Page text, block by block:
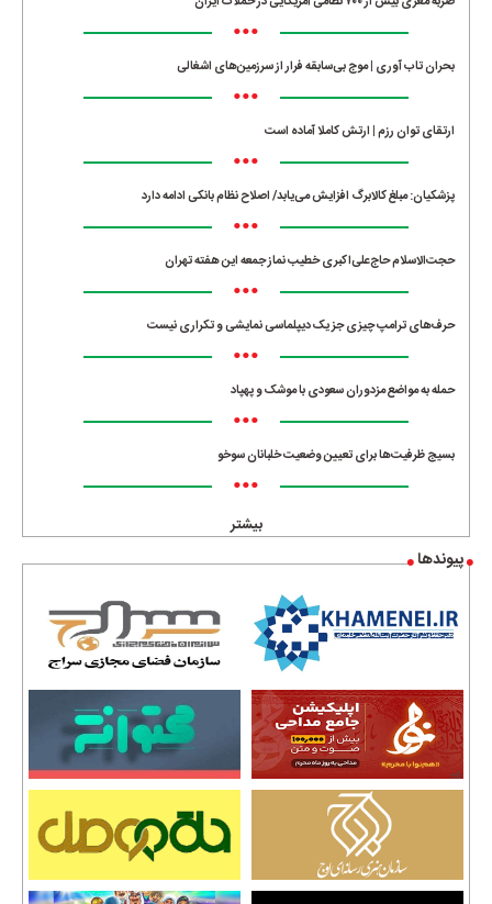
•••
بحران تاب آوری | موج بی‌سابقه فرار از سرزمین‌های اشغالی
•••
ارتقای توان رزم | ارتش کاملا آماده است
•••
پزشکیان: مبلغ کالابرگ افزایش می‌یابد/ اصلاح نظام بانکی ادامه دارد
•••
حجت‌الاسلام حاج‌علی‌اکبری خطیب نماز جمعه این هفته تهران
•••
حرف‌های ترامپ چیزی جز یک دیپلماسی نمایشی و تکراری نیست
•••
حمله به مواضع مزدوران سعودی با موشک و پهپاد
•••
بسیج ظرفیت‌ها برای تعیین وضعیت خلبانان سوخو
•••
بیشتر
پیوندها